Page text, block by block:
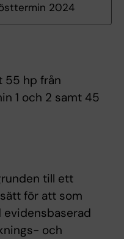
2024
55 hp från
1 och 2 samt 45
till ett
för att som
och